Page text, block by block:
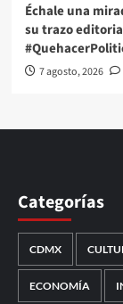
Échale una
su trazo
7 agosto, 2026
Categorías
CDMX
ECONOMÍA